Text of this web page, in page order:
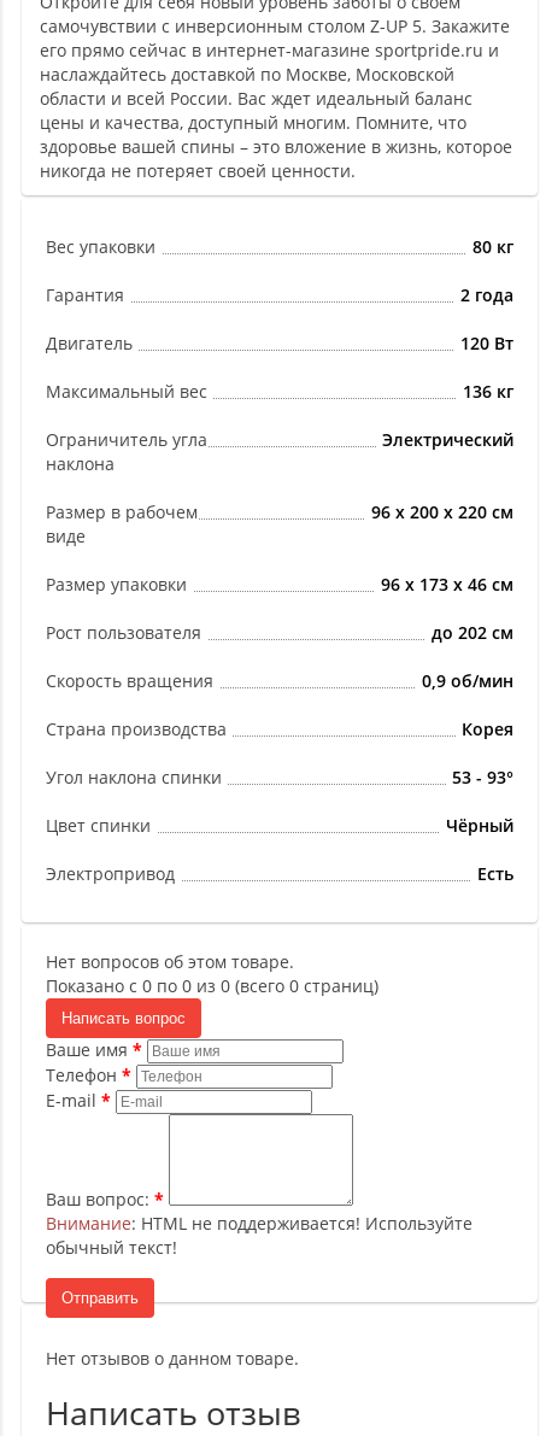
самочувствии с инверсионным столом Z-UP 5. Закажите
его прямо сейчас в интернет-магазине sportpride.ru и
наслаждайтесь доставкой по Москве, Московской
области и всей России. Вас ждет идеальный баланс
цены и качества, доступный многим. Помните, что
здоровье вашей спины – это вложение в жизнь, которое
никогда не потеряет своей ценности.
Вес упаковки 80 кг
Гарантия 2 года
Двигатель 120 Вт
Максимальный вес 136 кг
Ограничитель угла
наклона
Электрический
Размер в рабочем
виде
96 х 200 х 220 см
Размер упаковки 96 х 173 х 46 см
Рост пользователя до 202 см
Скорость вращения 0,9 об/мин
Страна производства Корея
Угол наклона спинки 53 - 93°
Цвет спинки Чёрный
Электропривод Есть
Нет вопросов об этом товаре.
Показано с 0 по 0 из 0 (всего 0 страниц)
Написать вопрос
Ваше имя
Телефон
E-mail
Ваш вопрос:
Внимание: HTML не поддерживается! Используйте
обычный текст!
Отправить
Нет отзывов о данном товаре.
Написать отзыв